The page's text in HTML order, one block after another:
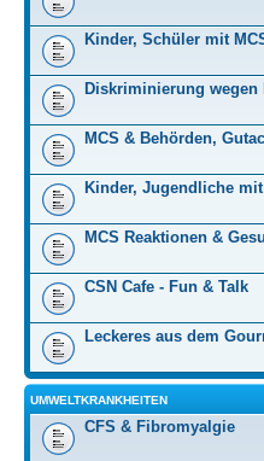
Kinder, Schüler mit
Diskriminierung wegen
MCS & Behörden,
Kinder, Jugendliche
MCS Reaktionen &
CSN Cafe - Fun & Talk
Leckeres aus dem
UMWELTKRANKHEITEN
CFS & Fibromyalgie